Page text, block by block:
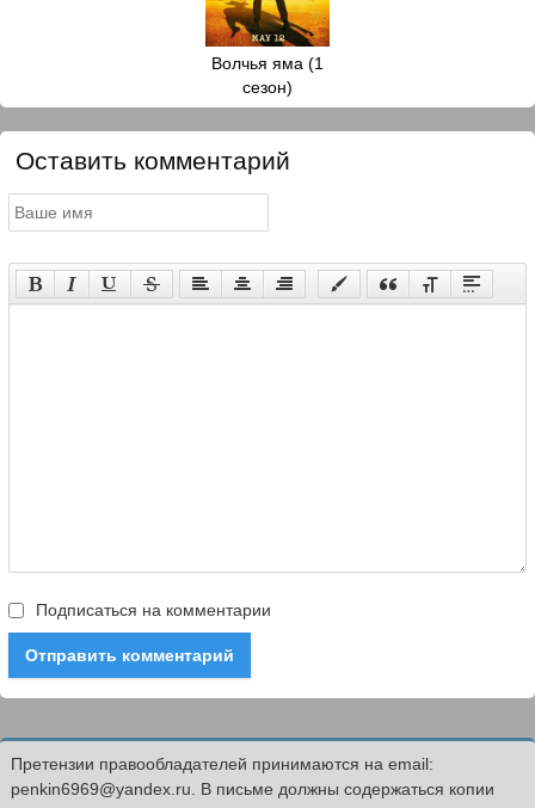
Волчья яма (1
сезон)
Оставить комментарий
Подписаться на комментарии
Отправить комментарий
Претензии правообладателей принимаются на email:
penkin6969@yandex.ru. В письме должны содержаться копии